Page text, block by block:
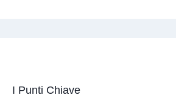
I Punti Chiave